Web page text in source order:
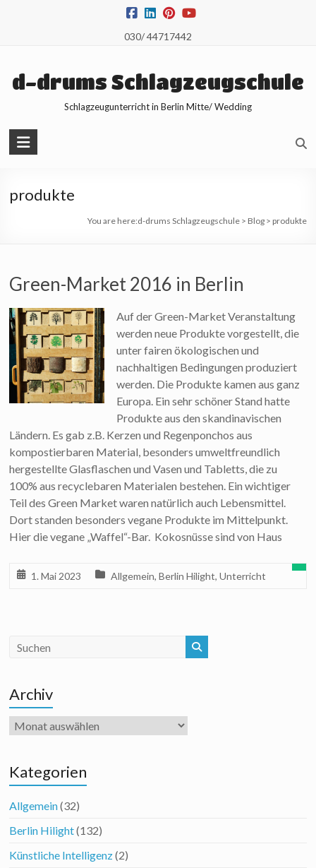
030/ 44717442
d-drums Schlagzeugschule
Schlagzeugunterricht in Berlin Mitte/ Wedding
produkte
You are here:d-drums Schlagzeugschule> Blog> produkte
Green-Market 2016 in Berlin
Auf der Green-Market Veranstaltung
werden neue Produkte vorgestellt, die
unter fairen ökologischen und
nachhaltigen Bedingungen produziert
werden. Die Produkte kamen aus ganz
Europa. Ein sehr schöner Stand hatte
Produkte aus den skandinavischen
Ländern. Es gab z.B. Kerzen und Regenponchos aus
kompostierbaren Material, besonders umweltfreundlich
hergestellte Glasflaschen und Vasen und Tabletts, die zu
100% aus recyclebaren Materialen bestehen. Ein wichtiger
Teil des Green Market waren natürlich auch Lebensmittel.
Dort standen besonders vegane Produkte im Mittelpunkt.
Hier die vegane „Waffel“-Bar. Kokosnüsse sind von Haus
1. Mai 2023 Allgemein,Berlin Hilight,Unterricht
Archiv
Archiv
Kategorien
Allgemein(32)
Berlin Hilight(132)
Künstliche Intelligenz(2)